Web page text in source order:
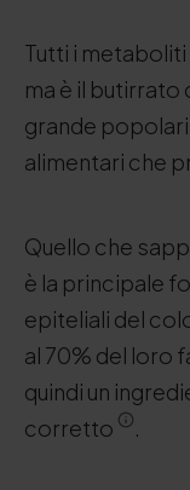
Tutti i
ma è il butirrato
grande
alimentari che
Quello che
è la principale
epiteliali del
al 70% del loro
quindi un
corretto
.